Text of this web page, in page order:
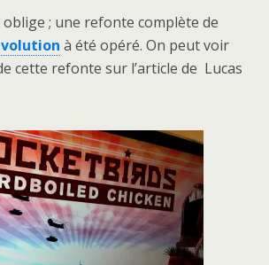
oblige ; une refonte complète de
à été opéré. On peut voir
cette refonte sur l’article de Lucas